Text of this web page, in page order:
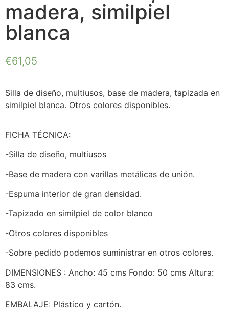
madera, similpiel
blanca
€61,05
Silla de diseño, multiusos, base de madera, tapizada en
similpiel blanca. Otros colores disponibles.
FICHA TÉCNICA:
-Silla de diseño, multiusos
-Base de madera con varillas metálicas de unión.
-Espuma interior de gran densidad.
-Tapizado en similpiel de color blanco
-Otros colores disponibles
-Sobre pedido podemos suministrar en otros colores.
DIMENSIONES : Ancho: 45 cms Fondo: 50 cms Altura:
83 cms.
EMBALAJE: Plástico y cartón.